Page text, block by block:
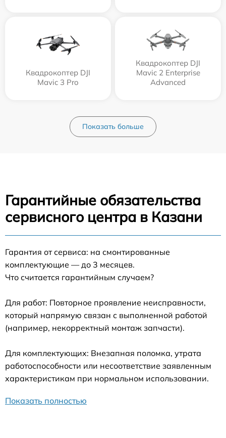
Квадрокоптер DJI
Mavic 3 Pro
Квадрокоптер DJI
Mavic 2 Enterprise
Advanced
Показать больше
Гарантийные обязательства
сервисного центра в Казани
Гарантия от сервиса: на смонтированные
комплектующие — до 3 месяцев.
Что считается гарантийным случаем?
Для работ: Повторное проявление неисправности,
который напрямую связан с выполненной работой
(например, некорректный монтаж запчасти).
Для комплектующих: Внезапная поломка, утрата
работоспособности или несоответствие заявленным
характеристикам при нормальном использовании.
Показать полностью